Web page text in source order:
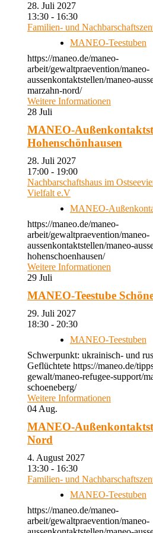
28. Juli 2027
13:30 - 16:30
Familien- und
MANEO-Teestuben
https://maneo.de/maneo-
arbeit/gewaltpraevention/maneo-
aussenkontaktstellen/maneo-
marzahn-nord/
Weitere Informationen
28 Juli
MANEO-
Hohenschönhausen
28. Juli 2027
17:00 - 19:00
Nachbarschaftshaus im
Vielfalt e.V
MANEO-
https://maneo.de/maneo-
arbeit/gewaltpraevention/maneo-
aussenkontaktstellen/maneo-
hohenschoenhausen/
Weitere Informationen
29 Juli
MANEO-Teestube
29. Juli 2027
18:30 - 20:30
MANEO-Teestuben
Schwerpunkt: ukrainisch- und
Geflüchtete https://maneo.de/
gewalt/maneo-refugee-support/
schoeneberg/
Weitere Informationen
04 Aug.
MANEO-
Nord
4. August 2027
13:30 - 16:30
Familien- und
MANEO-Teestuben
https://maneo.de/maneo-
arbeit/gewaltpraevention/maneo-